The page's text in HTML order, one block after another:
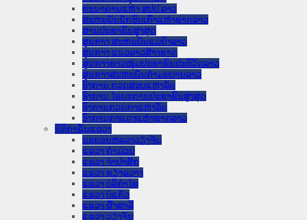
ທະນາຄານແຫ່ງ ສປປ ລາວ
ສະຫະພັນນັກຮົບເກົ່າແຫ່ງຊາດລາວ
ສານປະຊາຊົນສູງສຸດ
ສູນກາງ ສະຫະພັນແມ່ຍິງລາວ
ສູນກາງ ແນວລາວສ້າງຊາດ
ສູນກາງຊາວໜຸ່ມປະຊາຊົນປະຕິວັດລາວ
ສູນກາງສະຫະພັນກຳມະບານລາວ
ອົງການ ກວດສອບແຫ່ງລັດ
ອົງການ ໄອຍະການປະຊາຊົນສູງສຸດ
ອົງການກວດກາແຫ່ງລັດ
ອົງການກາແດງແຫ່ງຊາດລາວ
ນິຕິກໍາຂັ້ນແຂວງ
ນະ​ຄອນ​ຫລວງວຽງຈັນ
ແຂວງ ຄໍາມ່ວນ
ແຂວງ ຈໍາປາສັກ
ແຂວງ ຊຽງຂວາງ
ແຂວງ ບໍລິຄໍາໄຊ
ແຂວງ ບໍ່ແກ້ວ
ແຂວງ ຜົ້ງສາລີ
ແຂວງ ວຽງຈັນ